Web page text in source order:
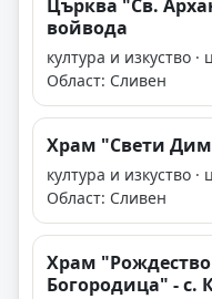
Църква "Св.
войвода
култура и изкуство
Област: Сливен
Храм "Свети
култура и изкуство
Област: Сливен
Храм "Рождество
Богородица" - с.